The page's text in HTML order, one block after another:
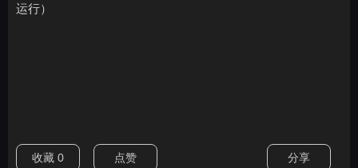
运行）
收藏 0 点赞 分享